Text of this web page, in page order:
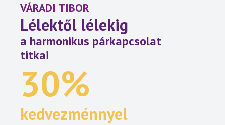
VÁRADI TIBOR
Lélektől lélekig
a harmonikus párkapcsolat
titkai
30%
kedvezménnyel